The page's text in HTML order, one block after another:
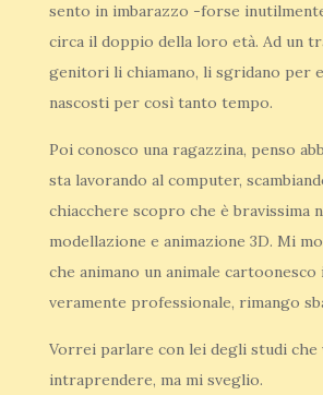
sento in imbarazzo -forse
circa il doppio della loro età. Ad un
genitori li chiamano, li sgridano per
nascosti per così tanto tempo.
Poi conosco una ragazzina, penso
sta lavorando al computer,
chiacchere scopro che è bravissima
modellazione e animazione 3D. Mi
che animano un animale cartoonesco
veramente professionale, rimango
Vorrei parlare con lei degli studi che
intraprendere, ma mi sveglio.